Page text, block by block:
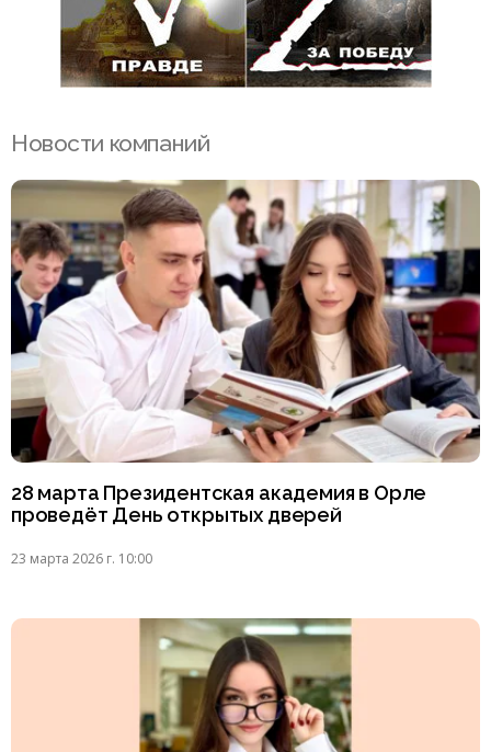
Новости компаний
28 марта Президентская академия в Орле
проведёт День открытых дверей
23 марта 2026 г. 10:00